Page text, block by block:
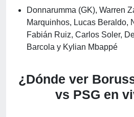
Donnarumma (GK), Warren
Marquinhos, Lucas Beraldo,
Fabián Ruiz, Carlos Soler,
Barcola y Kylian Mbappé
¿Dónde ver
vs PSG en